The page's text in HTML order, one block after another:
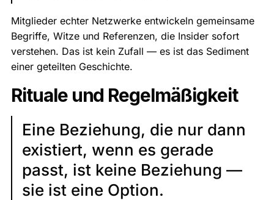
Mitglieder echter Netzwerke entwickeln gemeinsame
Begriffe, Witze und Referenzen, die Insider sofort
verstehen. Das ist kein Zufall — es ist das Sediment
einer geteilten Geschichte.
Rituale und Regelmäßigkeit
Eine Beziehung, die nur dann
existiert, wenn es gerade
passt, ist keine Beziehung —
sie ist eine Option.